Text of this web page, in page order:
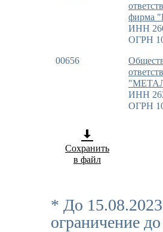
Сохранить
в файл
фирма
ИНН
ОГРН
00656
ИНН
ОГРН
* До 15.08.2023
ограничение